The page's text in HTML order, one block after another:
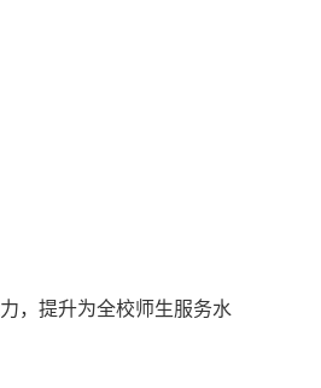
，提升为全校师生服务水